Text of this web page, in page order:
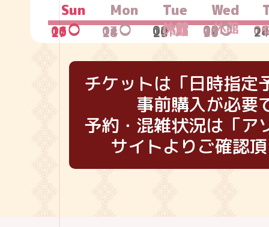
Sun Mon Tue Wed
01休館 02休館 03
06○ 07○ 08休館 09○ 10
13○ 14○ 15休館 16○ 17
20○ 21○ 22○ 23○ 24
27○ 28○ 29休館 30○
チケットは「日時指定
事前購入が必要
予約・混雑状況は「ア
サイトよりご確認